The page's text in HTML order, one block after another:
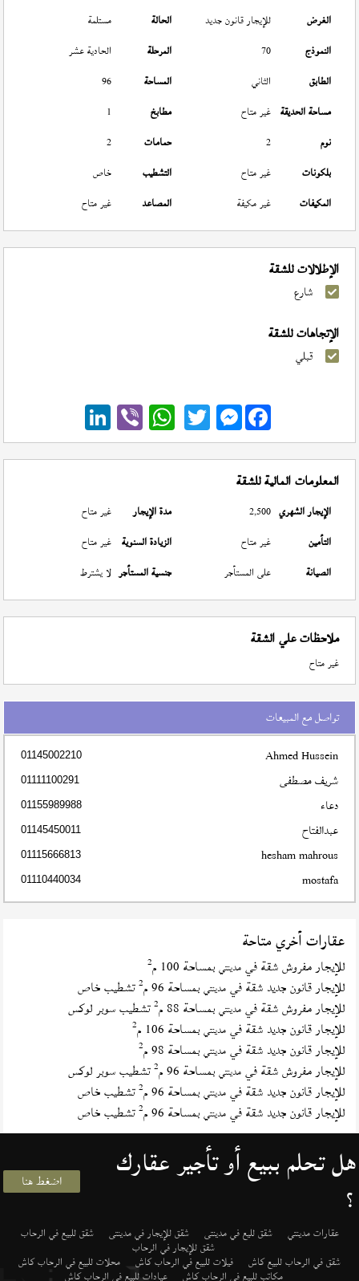
الغرض
للإيجار قانون جديد الحالة
مستلمة
النموذج
70 المرحلة
الحادية عشر
الطابق
الثاني المساحة
96
مساحة الحديقة غير متاح مطابخ
1
نوم
2 حمامات
2
بلكونات
غير متاح التشطيب
خاص
المكيفات
غير مكيفة المصاعد غير متاح
الإطلالات للشقة
شارع
الإتجاهات للشقة
قبلي
Messenger
المعلومات المالية للشقة
الإيجار الشهري 2,500 مدة الإيجار
غير متاح
التأمين
غير متاح الزيادة السنوية غير متاح
الصيانة
على المستأجر جنسية المستأجر لا يشترط
ملاحظات علي الشقة
غير متاح
تواصل مع المبيعات
Ahmed Hussein
01145002210
شريف مصطفى 01111100291
دعاء 01155989988
عبدالفتاح 01145450011
hesham mahrous
01115666813
mostafa
01110440034
عقارات أخري متاحة
للإيجار مفروش شقة فيمدينتي بمساحة 100 م 2
للإيجار قانون جديد شقة فيمدينتي بمساحة 96 م 2تشطيب خاص
للإيجار مفروش شقة فيمدينتي بمساحة 88 م 2تشطيب سوبر لوكس
للإيجار قانون جديد شقة فيمدينتي بمساحة 106 م 2
للإيجار قانون جديد شقة فيمدينتي بمساحة 98 م 2
للإيجار مفروش شقة فيمدينتي بمساحة 96 م 2تشطيب سوبر لوكس
للإيجار قانون جديد شقة فيمدينتي بمساحة 96 م 2تشطيب خاص
للإيجار قانون جديد شقة فيمدينتي بمساحة 96 م 2تشطيب خاص
هل تحلم ببيع أو تأجير عقارك
؟ اضغط هنا
عقارات مدينتي شقق لليع في مدينتى شقق للإيجار في مدينتى شقق للبيع في الرحاب
شقق للإيجار في الرحاب
شقق في الرحاب للبيع كاش فيلات للبيع في الرحاب كاش محلات للبيع في الرحاب كاش
مكاتب للبيع في الرحاب كاش عيادات للبيع في الرحاب كاش